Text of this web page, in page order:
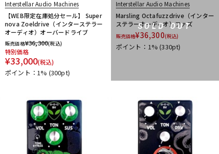
アンプ エフェクター
DTM
DTM オンライン納品
配信/ライブ機器 楽器アクセサリ
中古 ヴィンテージ
Interstellar Audio Machines
【WEB限定在庫処分セール】 Super
nova Zoeldrive（インターステラー
オーディオ）オーバードライブ
販売価格¥36,300(税込)
特別価格
¥33,000(税込)
ポイント：1% (300pt)
SOLD OUT
Interstellar Audio Machines
Marsling Octafuzzdrive（インター
ステラーオーディオ）ファズ
販売価格¥36,300(税込)
ポイント：1%(330pt)